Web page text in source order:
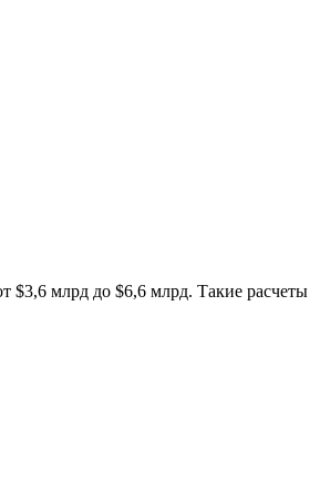
$3,6 млрд до $6,6 млрд. Такие расчеты